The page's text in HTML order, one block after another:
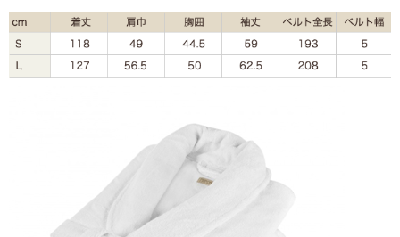
トルコ
■発送目安
通常4～5日程度
後に品切れとなることがあり、お取り寄せに2ヶ月程かかる場合が